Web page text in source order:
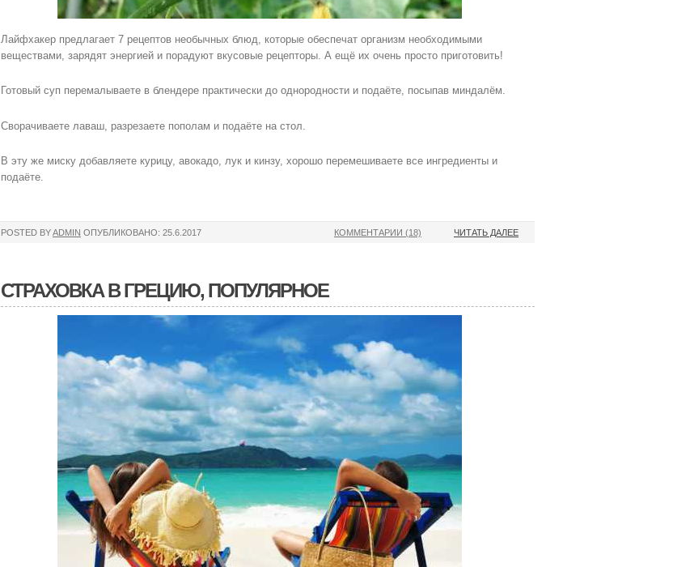
Лайфхакер предлагает 7 рецептов необычных блюд, которые обеспечат организм необходимыми
веществами, зарядят энергией и порадуют вкусовые рецепторы. А ещё их очень просто приготовить!
Готовый суп перемалываете в блендере практически до однородности и подаёте, посыпав миндалём.
Сворачиваете лаваш, разрезаете пополам и подаёте на стол.
В эту же миску добавляете курицу, авокадо, лук и кинзу, хорошо перемешиваете все ингредиенты и
подаёте.
POSTED BYADMIN ОПУБЛИКОВАНО: 25.6.2017 ЧИТАТЬ ДАЛЕЕ
КОММЕНТАРИИ (18)
СТРАХОВКА В ГРЕЦИЮ, ПОПУЛЯРНОЕ